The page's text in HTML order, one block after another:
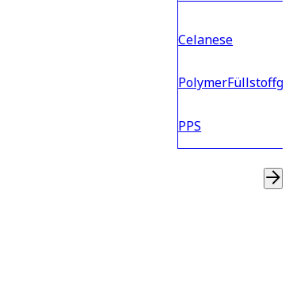
Celanese
Polymer
PPS